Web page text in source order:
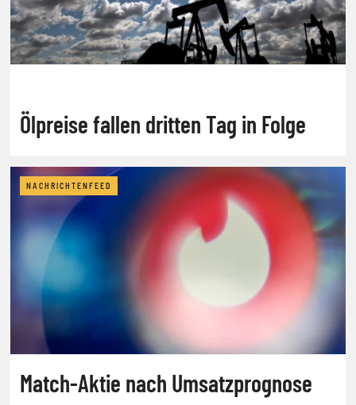
Ölpreise fallen dritten Tag in Folge
NACHRICHTENFEED
Match-Aktie nach Umsatzprognose